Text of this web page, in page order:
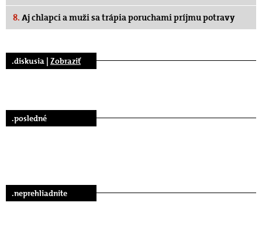
8. Aj chlapci a muži sa trápia poruchami príjmu potravy
.diskusia | Zobraziť
.posledné
.neprehliadnite